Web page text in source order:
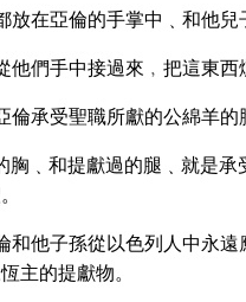
放在亞倫的手掌中﹑和他兒
他們手中接過來﹐把這東
倫承受聖職所獻的公綿羊
胸﹑和提獻過的腿﹑就是
和他子孫從以色列人中永
主的提獻物。